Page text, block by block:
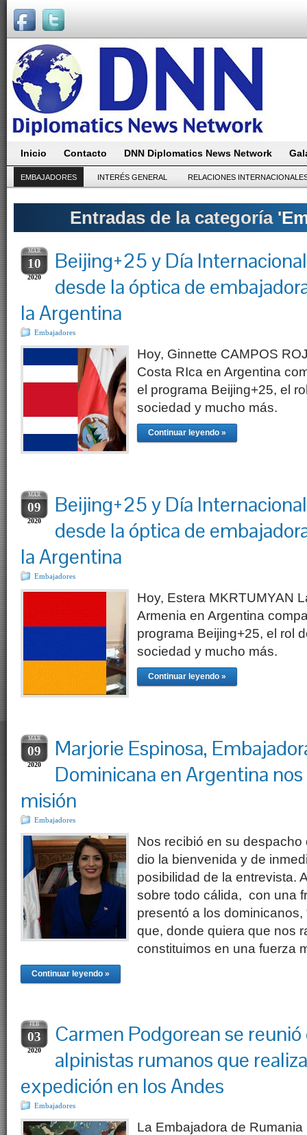
Inicio Contacto DNN Diplomatics News Network
EMBAJADORES INTERÉS GENERAL RELACIONES
Entradas de la categoría
MAR
10
2020
Beijing+25 y Día
desde la óptica de
la Argentina
Embajadores
Hoy, Ginnette CAMPOS
Costa RIca en Argentina
el programa Beijing+25, el
sociedad y mucho más.
Continuar leyendo »
MAR
09
2020
Beijing+25 y Día
desde la óptica de
la Argentina
Embajadores
Hoy, Estera MKRTUMYAN
Armenia en Argentina
programa Beijing+25, el rol
sociedad y mucho más.
Continuar leyendo »
MAR
09
2020
Marjorie Espinosa,
Dominicana en Argentina
misión
Embajadores
Nos recibió en su
dio la bienvenida y de
posibilidad de la entrevista.
sobre todo cálida, con una
presentó a los dominicanos,
que, donde quiera que nos
constituimos en una fuerza
Continuar leyendo »
FEB
03
2020
Carmen Podgorean se reunió
alpinistas rumanos que
expedición en los Andes
Embajadores
La Embajadora de